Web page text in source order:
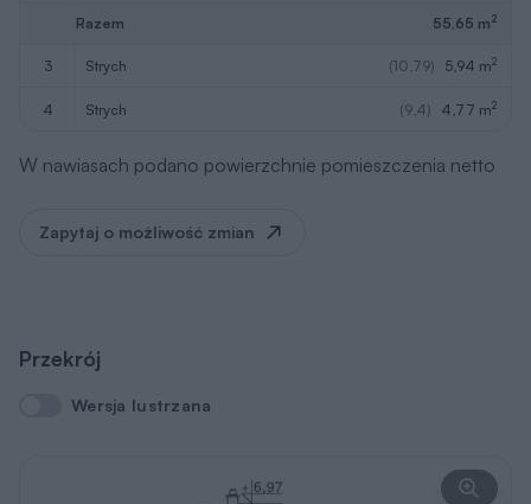
Razem 55,65 m2
3 strych (10,79) 5,94 m2
4 strych (9,4) 4,77 m2
W nawiasach podano powierzchnie pomieszczenia netto
Zapytaj o możliwość zmian
Przekrój
Wersja lustrzana
Wersja lustrzana